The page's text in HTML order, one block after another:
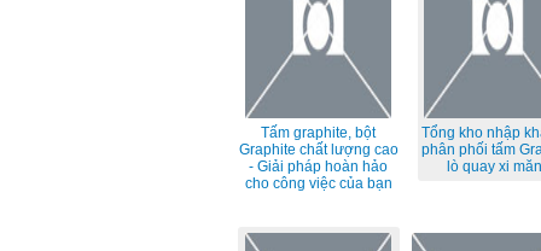
Tấm graphite, bột
Graphite chất lượng cao
- Giải pháp hoàn hảo
cho công việc của bạn
Tổng kho nhập
phân phối tấm
lò quay xi